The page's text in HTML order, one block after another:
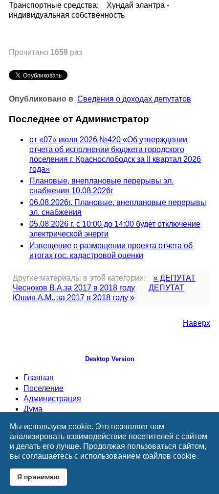
Транспортные средства: Хундай элантра -
индивидуальная собственность
Прочитано 1659 раз
Опубликовано в Сведения о доходах депутатов
Последнее от Администратор
от «07» июля 2026 №420 «Об утверждении
отчета об исполнении бюджета городского
поселения г. Краснослободск за II квартал 2026
года»
Плановые, внеплановые перерывы эл.
снабжения 10.08.2026г
06.08.2026г. Плановые, внеплановые перерывы
эл. снабжения
05.08.2026 г. с 10:00 до 14:00 будет отключение
электрической энерги
Извещение о размещении проекта отчета об
итогах гос. кадастровой оценки
Другие материалы в этой категории:
« ДЕПУТАТ
Чесноков В.А.за 2017 в 2018 году
ДЕПУТАТ
Юшин А.М.. за 2017 в 2018 году »
Наверх
Desktop Version
Главная
Поселение
Администрация
Дума
ТОСы
Информация
Приемная
ВУС
Фотоархив
Контакты
Мы используем cookie. Это позволяет нам
анализировать взаимодействие посетителей с сайтом
и делать его лучше. Продолжая пользоваться сайтом,
вы соглашаетесь с использованием файлов cookie.
Я принимаю